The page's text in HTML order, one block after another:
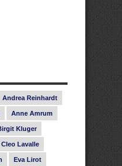
Andrea Reinhardt
Anne Amrum
Kluger
Cleo Lavalle
Eva Lirot